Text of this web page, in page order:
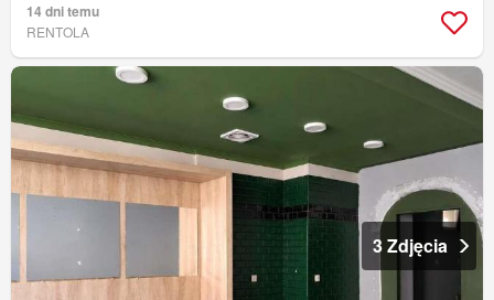
14 dni temu
RENTOLA
3 Zdjęcia